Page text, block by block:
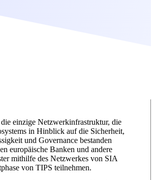
einzige Netzwerkinfrastruktur, die
in Hinblick auf die Sicherheit,
und Governance bestanden
europäische Banken und andere
mithilfe des Netzwerkes von SIA
von TIPS teilnehmen.